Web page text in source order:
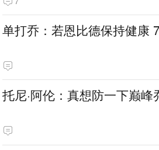
单打乔：若恩比德保持健康
托尼·阿伦：真想防一下巅